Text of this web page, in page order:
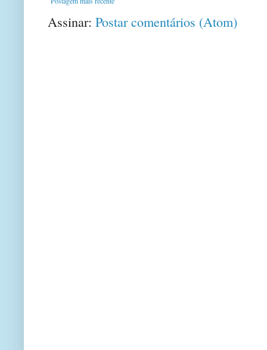
Assinar: Postar comentários (Atom)